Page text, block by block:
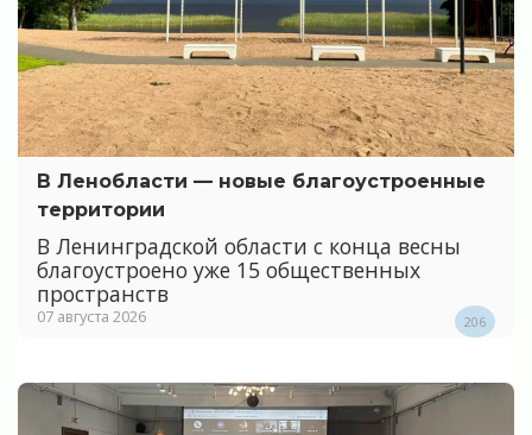
В Ленобласти — новые благоустроенные
территории
В Ленинградской области с конца весны
благоустроено уже 15 общественных
пространств
07 августа 2026 206